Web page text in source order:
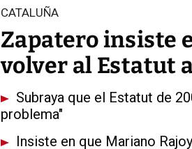
CATALUÑA
Zapatero insiste
volver al Estatut
Subraya que el Estatut de
problema"
Insiste en que Mariano